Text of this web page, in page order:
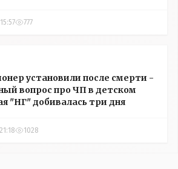
777
установили после смерти -
вопрос про ЧП в детском
"НГ" добивалась три дня
1028